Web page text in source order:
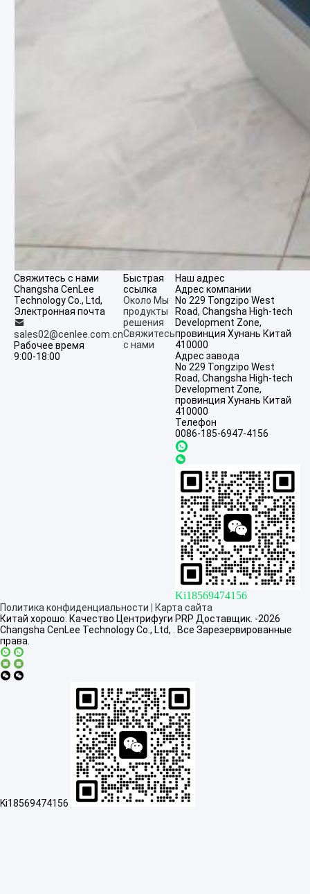
Свяжитесь с нами
Changsha CenLee
Technology Co., Ltd,
Электронная почта
sales02@cenlee.com.cn
Рабочее время
9:00-18:00
Быстрая
ссылка
Около Мы
продукты
решения
Свяжитесь
с нами
Наш адрес
Адрес компании
No 229 Tongzipo West
Road, Changsha High-tech
Development Zone,
провинция Хунань Китай
410000
Адрес завода
No 229 Tongzipo West
Road, Changsha High-tech
Development Zone,
провинция Хунань Китай
410000
Телефон
0086-185-6947-4156
Ki18569474156
Политика конфиденциальности
Карта сайта
Китай хорошо. Качество Центрифуги PRP Доставщик. -2026
Changsha CenLee Technology Co., Ltd, . Все Зарезервированные
права.
Ki18569474156